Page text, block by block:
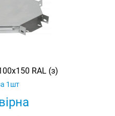
RAL (з)
1шт